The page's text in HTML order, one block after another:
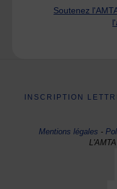
Soutenez
INSCRIPTION
Mentions légales -